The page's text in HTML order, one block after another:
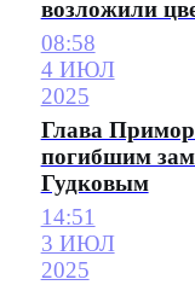
возложили
08:58
4 ИЮЛ
2025
Глава
погибшим
Гудковым
14:51
3 ИЮЛ
2025